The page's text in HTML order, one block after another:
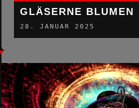
GLÄSERNE BLUMEN
28. JANUAR 2025